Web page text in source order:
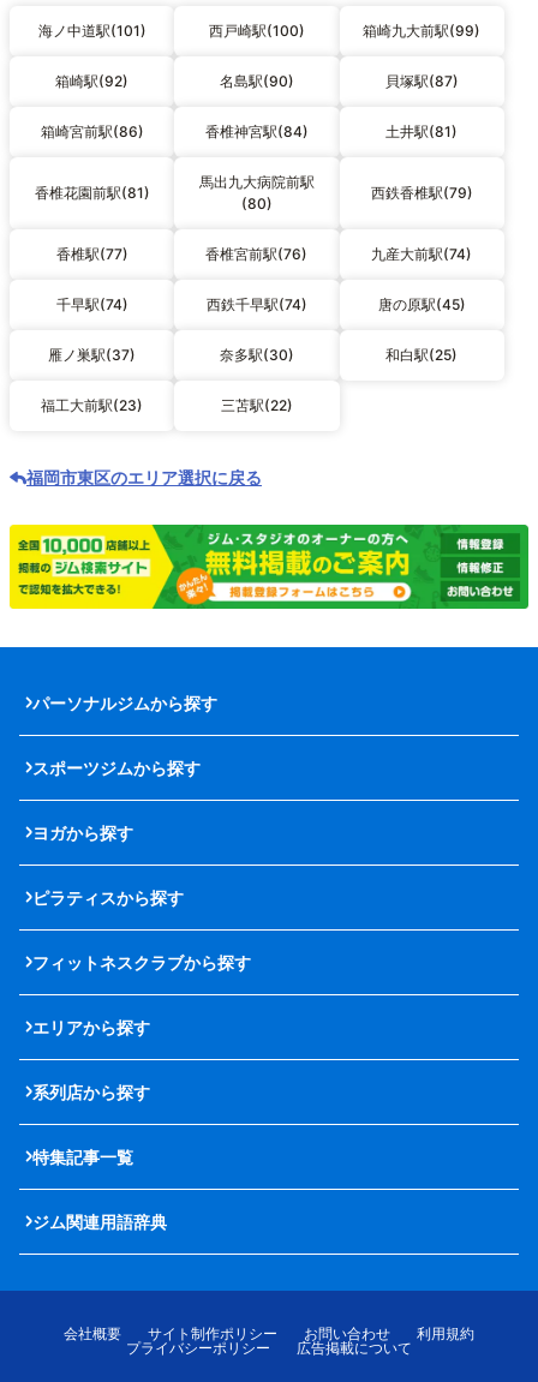
海ノ中道駅(101) 西戸崎駅(100) 箱崎九大前駅(99)
箱崎駅(92) 名島駅(90) 貝塚駅(87)
箱崎宮前駅(86) 香椎神宮駅(84) 土井駅(81)
香椎花園前駅(81)
馬出九大病院前駅
(80)
西鉄香椎駅(79)
香椎駅(77) 香椎宮前駅(76) 九産大前駅(74)
千早駅(74) 西鉄千早駅(74) 唐の原駅(45)
雁ノ巣駅(37) 奈多駅(30) 和白駅(25)
福工大前駅(23) 三苫駅(22)
福岡市東区のエリア選択に戻る
パーソナルジムから探す
スポーツジムから探す
ヨガから探す
ピラティスから探す
フィットネスクラブから探す
エリアから探す
系列店から探す
特集記事一覧
ジム関連用語辞典
会社概要 サイト制作ポリシー お問い合わせ
利用規約
プライバシーポリシー
広告掲載について